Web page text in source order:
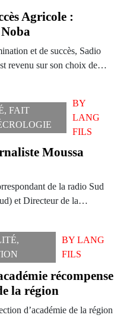
Agricole :
et de succès, Sadio
revenu sur son choix de…
, FAIT
BY
LANG
FILS
Moussa
de la radio Sud
et Directeur de la…
,
BYLANG
FILS
récompense
la région
d’académie de la région